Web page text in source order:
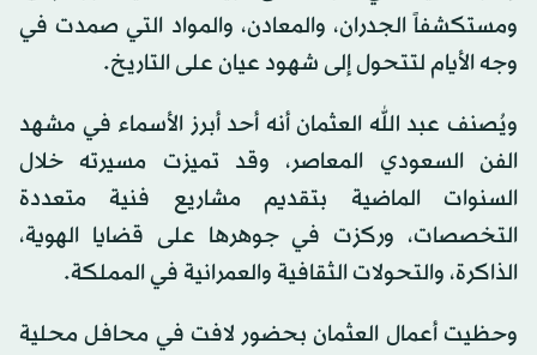
ومستكشفاً الجدران، والمعادن، والمواد التي صمدت في
وجه الأيام لتتحول إلى شهود عيان على التاريخ.
ويُصنف عبد الله العثمان أنه أحد أبرز الأسماء في مشهد
الفن السعودي المعاصر، وقد تميزت مسيرته خلال
السنوات الماضية بتقديم مشاريع فنية متعددة
التخصصات، وركزت في جوهرها على قضايا الهوية،
الذاكرة، والتحولات الثقافية والعمرانية في المملكة.
وحظيت أعمال العثمان بحضور لافت في محافل محلية